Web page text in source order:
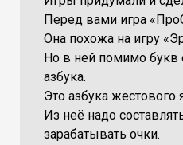
Перед вами игра
Она похожа на игру
Но в ней помимо букв
азбука.
Это азбука жестового
Из неё надо
зарабатывать очки.